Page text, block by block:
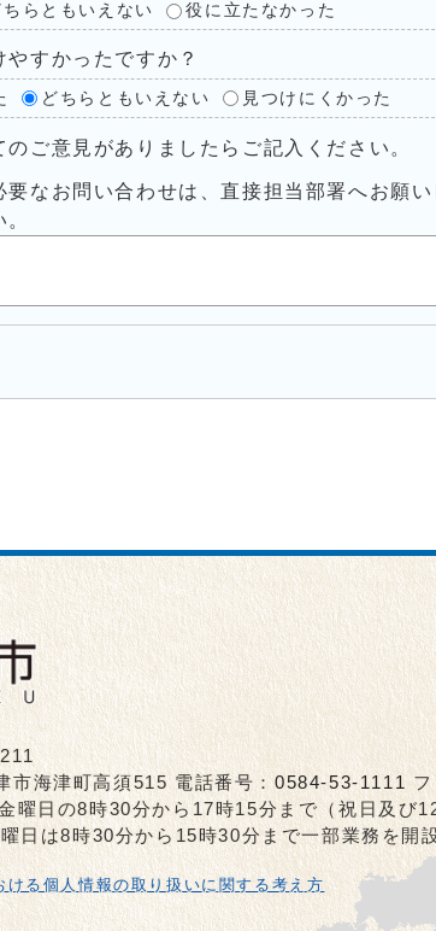
ちらともいえない 役に立たなかった
すかったですか？
どちらともいえない 見つけにくかった
ご意見がありましたらご記入ください。
要なお問い合わせは、直接担当部署へお願
市海津町高須515 電話番号：0584-53-1111フ
曜日の8時30分から17時15分まで（祝日及び
日は8時30分から15時30分まで一部業務を開
ける個人情報の取り扱いに関する考え方